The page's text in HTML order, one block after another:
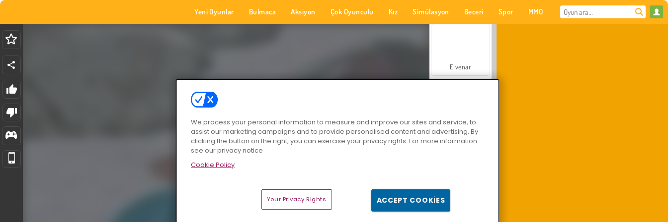
Yeni Oyunlar Bulmaca Aksiyon Çok Oyunculu Kız Simülasyon Beceri Spor MMO
Elvenar
We process your personal information to measure and improve our sites and service, to
assist our marketing campaigns and to provide personalised content and advertising. By
clicking the button on the right, you can exercise your privacy rights. For more information
see our privacy notice
Cookie Policy
Your Privacy Rights ACCEPT COOKIES